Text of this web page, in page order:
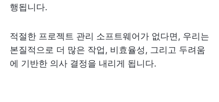
행됩니다.
적절한 프로젝트 관리 소프트웨어가 없다면, 우리는
본질적으로 더 많은 작업, 비효율성, 그리고 두려움
에 기반한 의사 결정을 내리게 됩니다.